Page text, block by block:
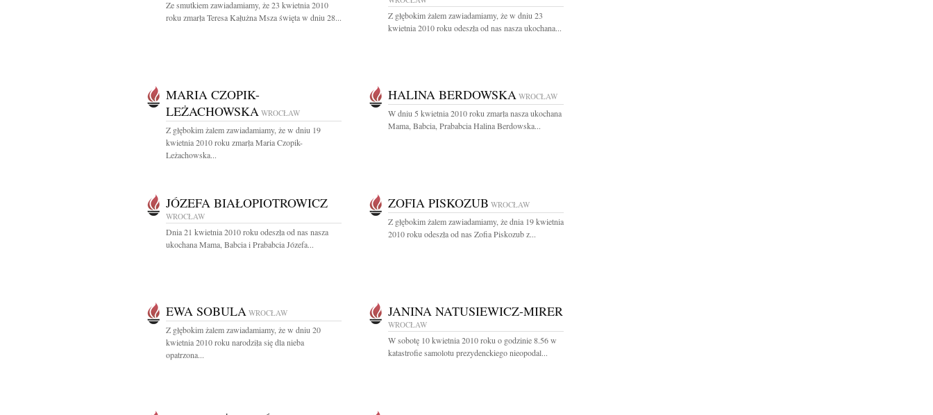
Ze smutkiem zawiadamiamy, że 23 kwietnia 2010
roku zmarła Teresa Kałużna Msza święta w dniu 28...
Z głębokim żalem zawiadamiamy, że w dniu 23
kwietnia 2010 roku odeszła od nas nasza ukochana...
MARIA CZOPIK-
LEŻACHOWSKA WROCŁAW
Z głębokim żalem zawiadamiamy, że w dniu 19
kwietnia 2010 roku zmarła Maria Czopik-
Leżachowska...
HALINA BERDOWSKA WROCŁAW
W dniu 5 kwietnia 2010 roku zmarła nasza ukochana
Mama, Babcia, Prababcia Halina Berdowska...
JÓZEFA BIAŁOPIOTROWICZ
WROCŁAW
Dnia 21 kwietnia 2010 roku odeszła od nas nasza
ukochana Mama, Babcia i Prababcia Józefa...
ZOFIA PISKOZUB WROCŁAW
Z głębokim żalem zawiadamiamy, że dnia 19 kwietnia
2010 roku odeszła od nas Zofia Piskozub z...
EWA SOBULA WROCŁAW
Z głębokim żalem zawiadamiamy, że w dniu 20
kwietnia 2010 roku narodziła się dla nieba
opatrzona...
JANINA NATUSIEWICZ-MIRER
WROCŁAW
W sobotę 10 kwietnia 2010 roku o godzinie 8.56 w
katastrofie samolotu prezydenckiego nieopodal...